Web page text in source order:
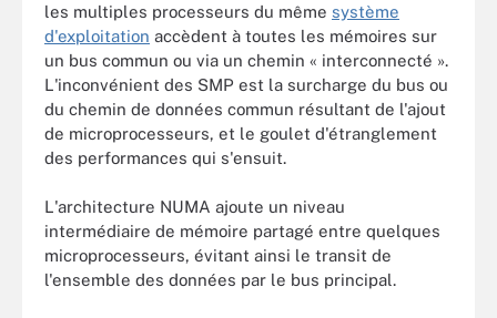
les multiples processeurs du même système
d'exploitation accèdent à toutes les mémoires sur
un bus commun ou via un chemin « interconnecté ».
L'inconvénient des SMP est la surcharge du bus ou
du chemin de données commun résultant de l'ajout
de microprocesseurs, et le goulet d'étranglement
des performances qui s'ensuit.
L'architecture NUMA ajoute un niveau
intermédiaire de mémoire partagé entre quelques
microprocesseurs, évitant ainsi le transit de
l'ensemble des données par le bus principal.